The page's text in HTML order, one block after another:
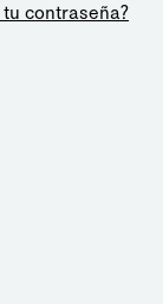
tu contraseña?